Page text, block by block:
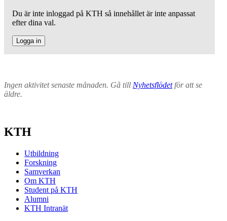
Du är inte inloggad på KTH så innehållet är inte anpassat
efter dina val.
Logga in
Ingen aktivitet senaste månaden. Gå till Nyhetsflödetför att se
äldre.
KTH
Utbildning
Forskning
Samverkan
Om KTH
Student på KTH
Alumni
KTH Intranät